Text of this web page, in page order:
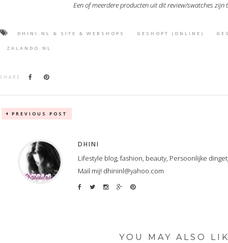
Een of meerdere producten uit dit review/swatches zijn
DHINI.NL & SITE & WEBSHOPS GESHOPT (ONLINE)
ZALANDO.NL
SHARE
PREVIOUS POST
DHINI
Lifestyle blog, fashion, beauty, Persoonlijke
Mail mij! dhininl@yahoo.com
YOU MAY ALSO